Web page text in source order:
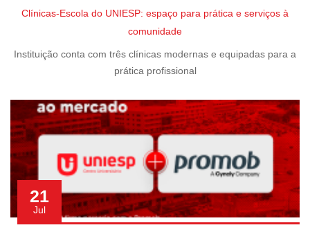
Clínicas-Escola do UNIESP: espaço para prática e serviços à
comunidade
Instituição conta com três clínicas modernas e equipadas para a
prática profissional
21
Jul